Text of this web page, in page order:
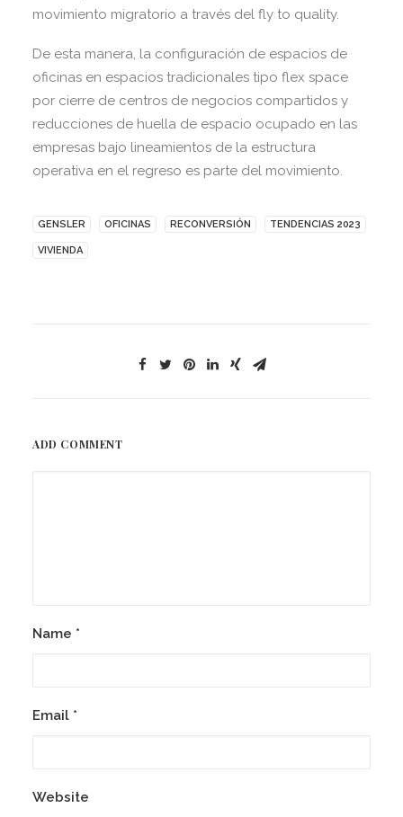
movimiento migratorio a través del fly to quality.
De esta manera, la configuración de espacios de
oficinas en espacios tradicionales tipo flex space
por cierre de centros de negocios compartidos y
reducciones de huella de espacio ocupado en las
empresas bajo lineamientos de la estructura
operativa en el regreso es parte del movimiento.
GENSLER OFICINAS RECONVERSIÓN TENDENCIAS 2023
VIVIENDA
ADD COMMENT
Name *
Email *
Website